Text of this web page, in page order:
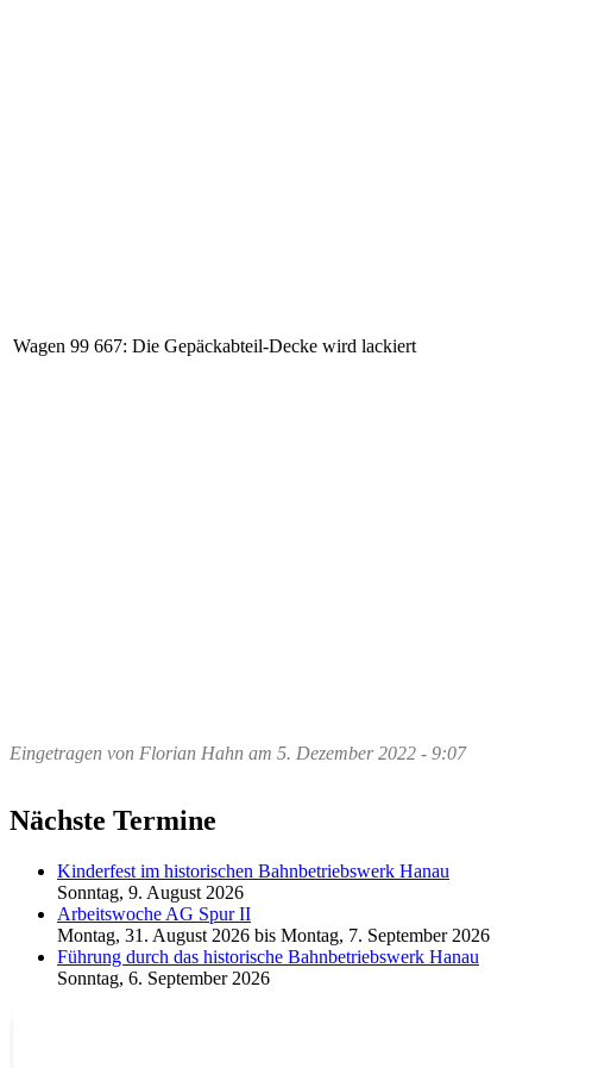
Wagen 99 667: Die Gepäckabteil-Decke wird lackiert
Eingetragen von Florian Hahn am 5. Dezember 2022 - 9:07
Nächste Termine
Kinderfest im historischen Bahnbetriebswerk Hanau
Sonntag, 9. August 2026
Arbeitswoche AG Spur II
Montag, 31. August 2026 bis Montag, 7. September 2026
Führung durch das historische Bahnbetriebswerk Hanau
Sonntag, 6. September 2026